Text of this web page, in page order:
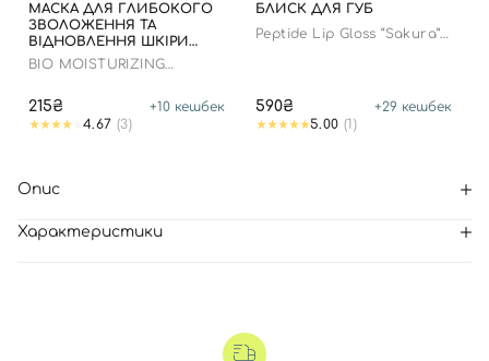
МАСКА ДЛЯ ГЛИБОКОГО
ЗВОЛОЖЕННЯ ТА
ВІДНОВЛЕННЯ ШКІРИ
ОБЛИЧЧЯ З
BIO MOISTURIZING
215₴ +10 кешбек
4.67 (3)
БЛИСК ДЛЯ ГУБ
Peptide Lip Gloss “Sakura”
590₴ +29 кешбек
5.00 (1)
Опис
Характеристики